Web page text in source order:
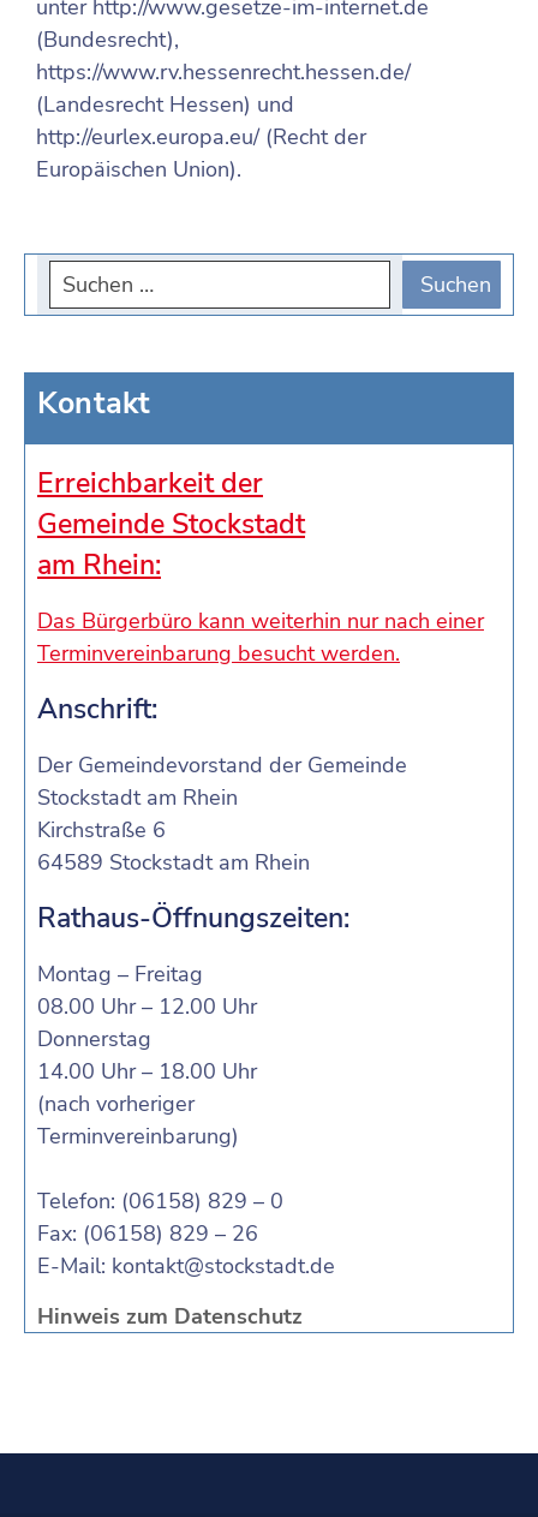
unter http://www.gesetze-im-internet.de
(Bundesrecht),
https://www.rv.hessenrecht.hessen.de/
(Landesrecht Hessen) und
http://eurlex.europa.eu/ (Recht der
Europäischen Union).
Kontakt
Erreichbarkeit der
Gemeinde Stockstadt
am Rhein:
Das Bürgerbüro kann weiterhin nur nach einer
Terminvereinbarung besucht werden.
Anschrift:
Der Gemeindevorstand der Gemeinde
Stockstadt am Rhein
Kirchstraße 6
64589 Stockstadt am Rhein
Rathaus-Öffnungszeiten:
Montag – Freitag
08.00 Uhr – 12.00 Uhr
Donnerstag
14.00 Uhr – 18.00 Uhr
(nach vorheriger
Terminvereinbarung)
Telefon: (06158) 829 – 0
Fax: (06158) 829 – 26
E-Mail: kontakt@stockstadt.de
Hinweis zum Datenschutz